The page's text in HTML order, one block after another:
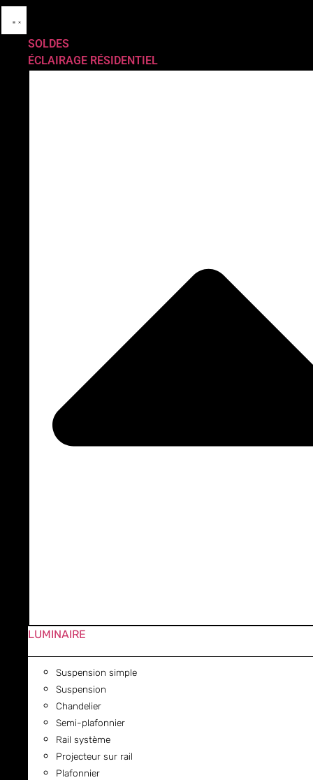
SOLDES
ÉCLAIRAGE RÉSIDENTIEL
LUMINAIRE
Suspension simple
Suspension
Chandelier
Semi-plafonnier
Rail système
Projecteur sur rail
Plafonnier